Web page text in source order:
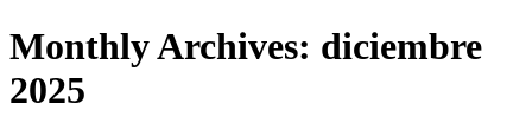
Monthly Archives: diciembre
2025